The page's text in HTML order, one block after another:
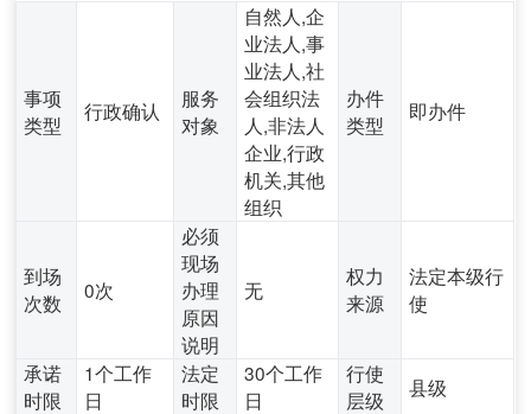
事项
类型
行政确认
服务
对象
自然人,企
业法人,事
业法人,社
会组织法
人,非法人
企业,行政
机关,其他
组织
办件
类型
即办件
到场
次数
0次
必须
现场
办理
原因
说明
无
权力
来源
法定本级行
使
承诺
时限
1个工作
日
法定
时限
30个工作
日
行使
层级
县级